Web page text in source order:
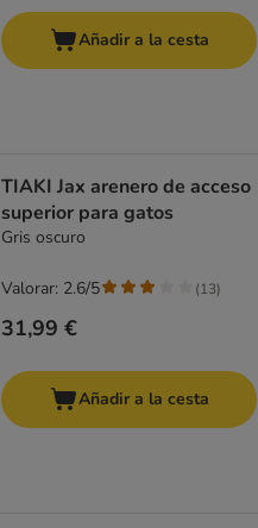
Añadir a la cesta
TIAKI Jax arenero de acceso
superior para gatos
Gris oscuro
31,99 €
Valorar: 2.6/5 (13)
Añadir a la cesta